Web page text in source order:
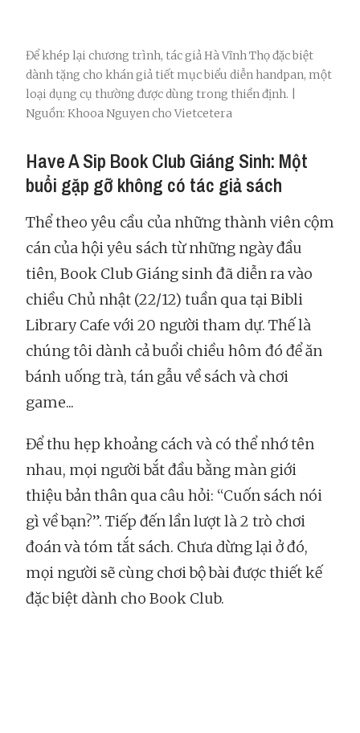
Để khép lại chương trình, tác giả Hà Vĩnh Thọ đặc biệt
dành tặng cho khán giả tiết mục biểu diễn handpan, một
loại dụng cụ thường được dùng trong thiền định. |
Nguồn: Khooa Nguyen cho Vietcetera
Have A Sip Book Club Giáng Sinh: Một
buổi gặp gỡ không có tác giả sách
Thể theo yêu cầu của những thành viên cộm
cán của hội yêu sách từ những ngày đầu
tiên, Book Club Giáng sinh đã diễn ra vào
chiều Chủ nhật (22/12) tuần qua tại Bibli
Library Cafe với 20 người tham dự. Thế là
chúng tôi dành cả buổi chiều hôm đó để ăn
bánh uống trà, tán gẫu về sách và chơi
game...
Để thu hẹp khoảng cách và có thể nhớ tên
nhau, mọi người bắt đầu bằng màn giới
thiệu bản thân qua câu hỏi: “Cuốn sách nói
gì về bạn?”. Tiếp đến lần lượt là 2 trò chơi
đoán và tóm tắt sách. Chưa dừng lại ở đó,
mọi người sẽ cùng chơi bộ bài được thiết kế
đặc biệt dành cho Book Club.